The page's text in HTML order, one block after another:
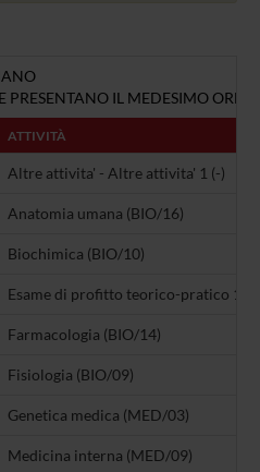
PRESENTANO IL MEDESIMO
ATTIVITÀ
Altre attivita' - Altre attivita' 1 (-)
Anatomia umana (BIO/16)
Biochimica (BIO/10)
Esame di profitto teorico-pratico 1 (-)
Farmacologia (BIO/14)
Fisiologia (BIO/09)
Genetica medica (MED/03)
Medicina interna (MED/09)